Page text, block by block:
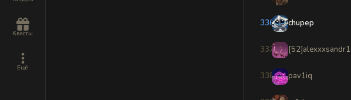
Квесты
Ещё
336 chupep
337
338 pav1iq